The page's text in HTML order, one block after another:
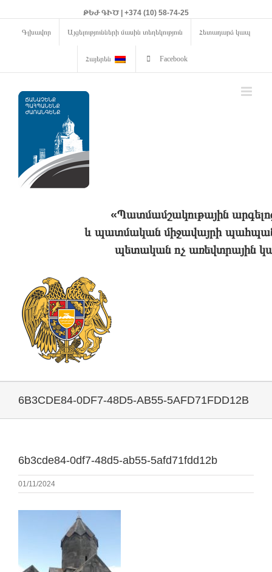
ԹԵԺ ԳԻԾ | +374 (10) 58-74-25
Գլխավոր Այցելությունների մասին տեղեկություն Հետադարձ կապ
Հայերեն Facebook
«Պատմամշակութային
և պատմական միջավայրի
պետական ոչ առեվտրային
6B3CDE84-0DF7-48D5-AB55-5AFD71FDD12B
6b3cde84-0df7-48d5-ab55-5afd71fdd12b
01/11/2024